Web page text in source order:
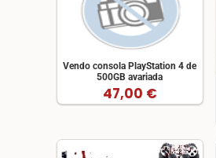
Vendo consola PlayStation 4 de
500GB avariada
47,00 €